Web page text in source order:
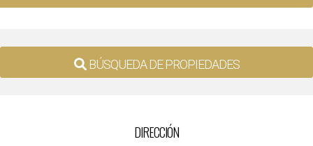
BÚSQUEDA DE PROPIEDADES
DIRECCIÓN